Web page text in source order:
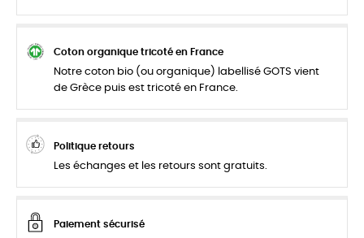
Coton organique tricoté en France
Notre coton bio (ou organique) labellisé GOTS vient
de Grèce puis est tricoté en France.
Politique retours
Les échanges et les retours sont gratuits.
Paiement sécurisé